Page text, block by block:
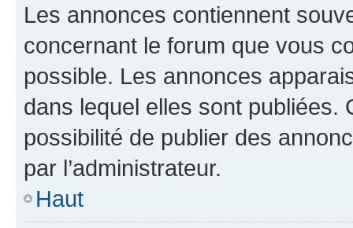
Les annonces contiennent
concernant le forum que vous
possible. Les annonces
dans lequel elles sont publiées.
possibilité de publier des
par l’administrateur.
Haut